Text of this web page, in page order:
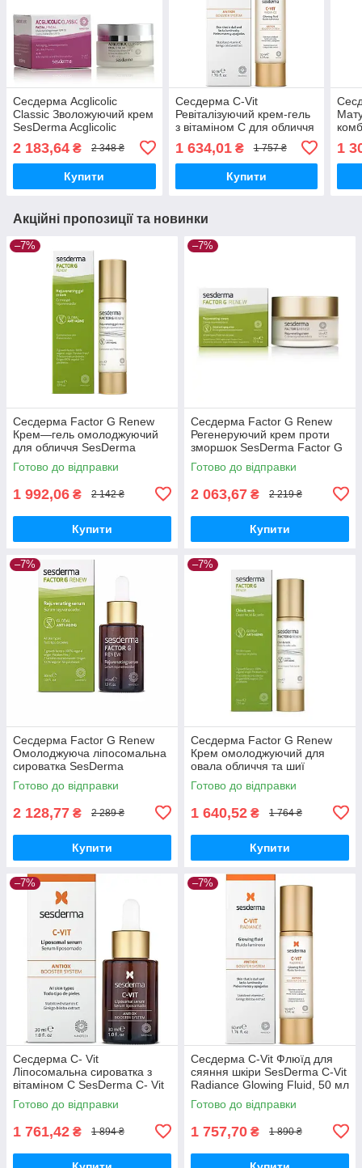
Сесдерма Acglicolic
Classic Зволожуючий крем
SesDerma Acglicolic
Classic Moisturizing Cream
SPF 15, 50 мл
2 183,64 ₴ 2 348 ₴
Купити
Сесдерма C-Vit
Ревіталізуючий крем-гель
з вітаміном C для обличчя
Revitalizing Cream Gel, 50
мл
1 634,01₴ 1 757 ₴
Купити
1
Акційні пропозиції та новинки
–7%
Сесдерма Factor G Renew
Крем—гель омолоджуючий
для обличчя SesDerma
Factor G Renew Rejuvenating
Gel Cream, 50 мл
Готово до відправки
1 992,06 ₴ 2 142 ₴
Купити
–7%
Сесдерма Factor G Renew
Регенеруючий крем проти
зморшок SesDerma Factor G
Renew Anti-Aging
Regenerating Cream, 50 мл
Готово до відправки
2 063,67 ₴ 2 219 ₴
Купити
–7%
Сесдерма Factor G Renew
Омолоджуюча ліпосомальна
сироватка SesDerma
FACTOR G Loiposomal
Serum, 30 мл
Готово до відправки
2 128,77 ₴ 2 289 ₴
Купити
–7%
Сесдерма Factor G Renew
Крем омолоджуючий для
овала обличчя та шиї
SesDerma Factor G Renew
Chin & Neck, 50 мл
Готово до відправки
1 640,52 ₴ 1 764 ₴
Купити
–7%
Сесдерма C- Vit
Ліпосомальна сироватка з
вітаміном C SesDerma C- Vit
Liposomal Serum, 30 мл
Готово до відправки
1 761,42 ₴ 1 894 ₴
–7%
Сесдерма C-Vit Флюїд для
сяяння шкіри SesDerma C-Vit
Radiance Glowing Fluid, 50 мл
Готово до відправки
1 757,70 ₴ 1 890 ₴